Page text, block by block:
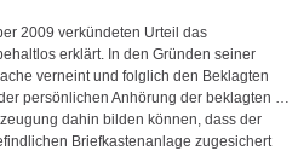
2009 verkündeten Urteil das
erklärt. In den Gründen seiner
verneint und folglich den Beklagten
persönlichen Anhörung der beklagten …
dahin bilden können, dass der
Briefkastenanlage zugesichert